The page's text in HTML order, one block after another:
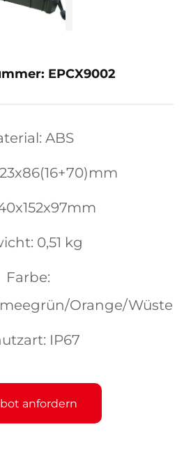
EPCX9002
ABS
0,51 kg
Farbe:
Orange/Wüste
IP67
anfordern